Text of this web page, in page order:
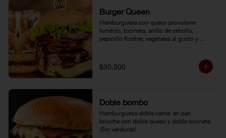
Burger Queen
Hamburguesa con queso provolone
fundido, tocineta, anillo de cebolla,
pepinillo Kosher, vegetales al gusto y
$35.500
Doble bombo
Hamburguesa doble carne  en pan
brioche con doble queso y doble tocineta
¡Sin verduras!